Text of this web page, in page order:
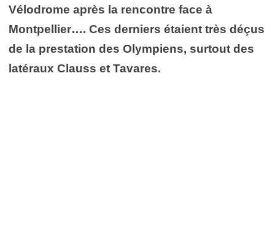
Vélodrome après la rencontre face à
Montpellier…. Ces derniers étaient très déçus
de la prestation des Olympiens, surtout des
latéraux Clauss et Tavares.